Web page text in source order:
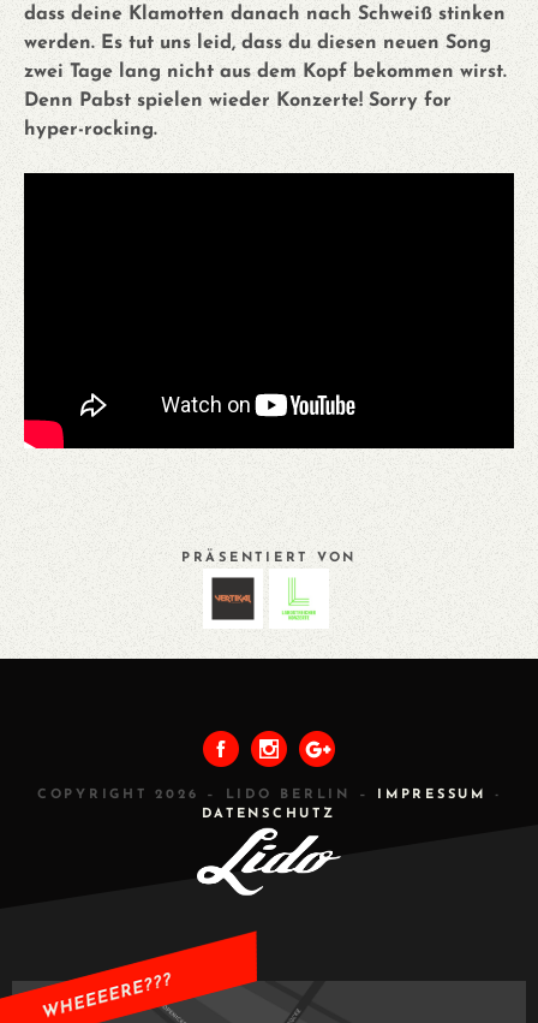
dass deine Klamotten danach nach Schweiß stinken
werden. Es tut uns leid, dass du diesen neuen Song
zwei Tage lang nicht aus dem Kopf bekommen wirst.
Denn Pabst spielen wieder Konzerte! Sorry for
hyper-rocking.
PRÄSENTIERT VON
COPYRIGHT 2026 – LIDO BERLIN – IMPRESSUM
-
DATENSCHUTZ